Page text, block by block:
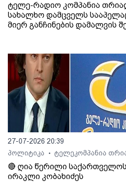
ტელე-რადიო კომპანია
სახალხო დამცველს
მიერ განჩინების დამალვის
27-07-2026 20:39
პოლიტიკა
• ტელეკომპანია
🔴 ღია წერილი
ირაკლი კობახიძეს